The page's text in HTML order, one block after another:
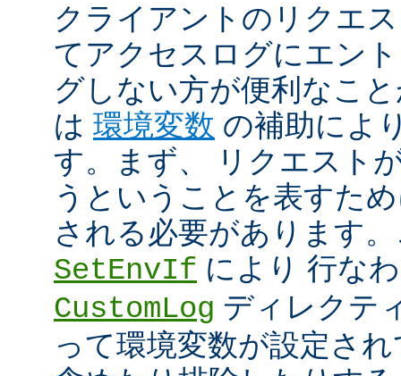
クライアントのリクエ
てアクセスログにエン
グしない方が便利なこ
は 環境変数 の補助によ
す。まず、 リクエスト
うということを表すた
される必要があります
SetEnvIf により 行な
CustomLog ディレクテ
って環境変数が設定さ